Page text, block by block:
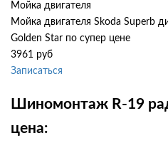
Мойка двигателя
Мойка двигателя Skoda Superb
Golden Star по супер цене
3961 руб
Записаться
Шиномонтаж R-19
цена: